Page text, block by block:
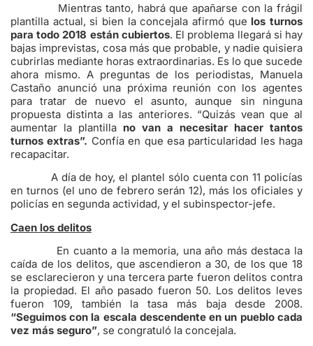
Mientras tanto, habrá que apañarse con la frágil
plantilla actual, si bien la concejala afirmó que los turnos
para todo 2018 están cubiertos. El problema llegará si hay
bajas imprevistas, cosa más que probable, y nadie quisiera
cubrirlas mediante horas extraordinarias. Es lo que sucede
ahora mismo. A preguntas de los periodistas, Manuela
Castaño anunció una próxima reunión con los agentes
para tratar de nuevo el asunto, aunque sin ninguna
propuesta distinta a las anteriores. “Quizás vean que al
aumentar la plantilla no van a necesitar hacer tantos
turnos extras”. Confía en que esa particularidad les haga
recapacitar.
A día de hoy, el plantel sólo cuenta con 11 policías
en turnos (el uno de febrero serán 12), más los oficiales y
policías en segunda actividad, y el subinspector-jefe.
Caen los delitos
En cuanto a la memoria, una año más destaca la
caída de los delitos, que ascendieron a 30, de los que 18
se esclarecieron y una tercera parte fueron delitos contra
la propiedad. El año pasado fueron 50. Los delitos leves
fueron 109, también la tasa más baja desde 2008.
“Seguimos con la escala descendente en un pueblo cada
vez más seguro”, se congratuló la concejala.